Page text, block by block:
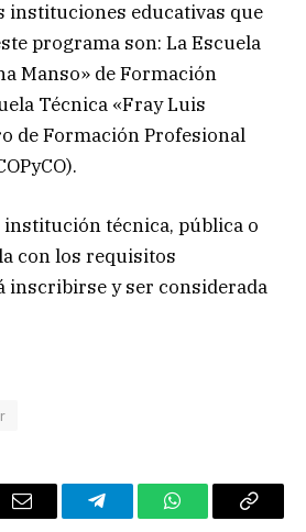
instituciones educativas que
programa son: La Escuela
Manso» de Formación
Técnica «Fray Luis
de Formación Profesional
técnica, pública o
con los requisitos
inscribirse y ser considerada
Email TelegramWhatsAppCopy